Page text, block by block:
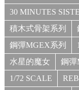
30 MINUTES
積木式骨架系列
鋼彈MGEX系列
水星的魔女
鋼彈
1/72 SCALE